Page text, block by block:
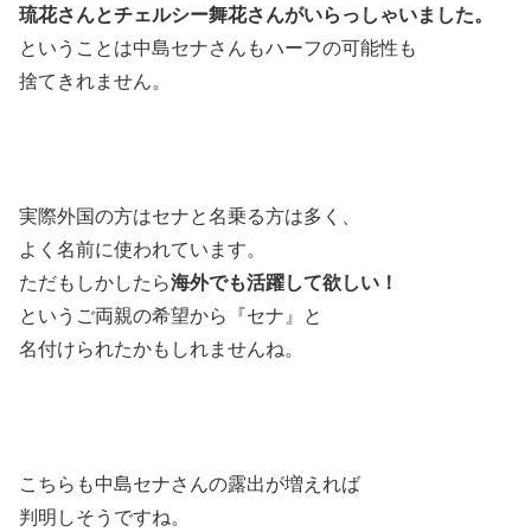
琉花さんとチェルシー舞花さんがいらっしゃいました。
ということは中島セナさんもハーフの可能性も
捨てきれません。
実際外国の方はセナと名乗る方は多く、
よく名前に使われています。
ただもしかしたら海外でも活躍して欲しい！
というご両親の希望から『セナ』と
名付けられたかもしれませんね。
こちらも中島セナさんの露出が増えれば
判明しそうですね。